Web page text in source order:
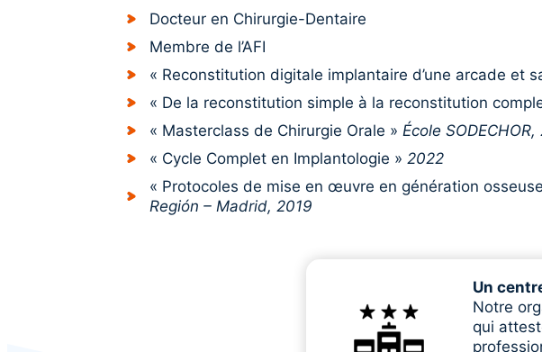
Docteur en Chirurgie-Dentaire
Membre de l’AFI
« Reconstitution digitale implantaire d’une arcade et
« De la reconstitution simple à la reconstitution
« Masterclass de Chirurgie Orale » École
« Cycle Complet en Implantologie » 2022
« Protocoles de mise en œuvre en génération
Región – Madrid, 2019
Un
Notre
qui